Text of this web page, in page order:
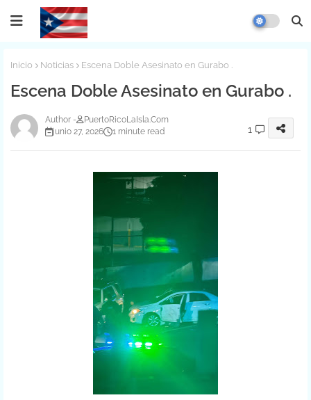
Inicio Noticias Escena Doble Asesinato en Gurabo .
Escena Doble Asesinato en Gurabo .
PuertoRicoLaIsla.Com
junio 27, 2026
1 minute read 1